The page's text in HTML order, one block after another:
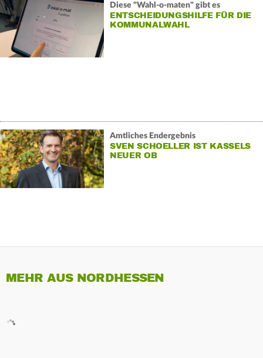
Diese "Wahl-o-maten" gibt es
ENTSCHEIDUNGSHILFE FÜR DIE
KOMMUNALWAHL
Amtliches Endergebnis
SVEN SCHOELLER IST KASSELS
NEUER OB
MEHR AUS NORDHESSEN